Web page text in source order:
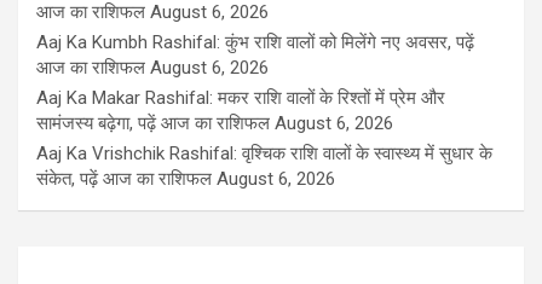
आज का राशिफल August 6, 2026
Aaj Ka Kumbh Rashifal: कुंभ राशि वालों को मिलेंगे नए अवसर, पढ़ें
आज का राशिफल August 6, 2026
Aaj Ka Makar Rashifal: मकर राशि वालों के रिश्तों में प्रेम और
सामंजस्य बढ़ेगा, पढ़ें आज का राशिफल August 6, 2026
Aaj Ka Vrishchik Rashifal: वृश्चिक राशि वालों के स्वास्थ्य में सुधार के
संकेत, पढ़ें आज का राशिफल August 6, 2026